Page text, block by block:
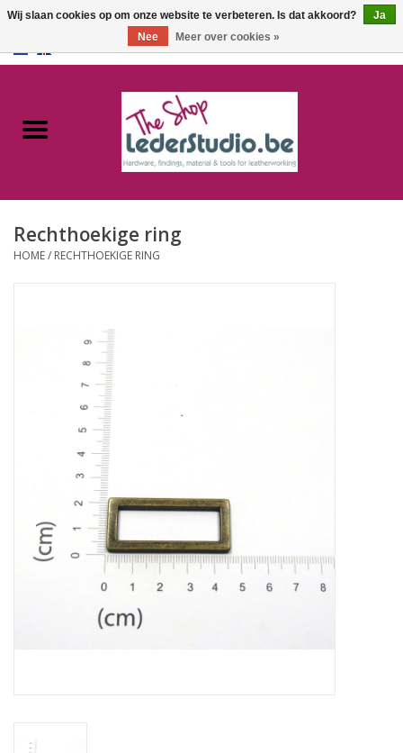
Catalogus
FAQ
Rechthoekige ring
HOME/ RECHTHOEKIGE RING
Wij slaan cookies op om onze website te verbeteren. Is dat akkoord?
Ja
Nee
Meer over cookies »